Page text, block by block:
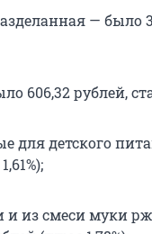
— было
606,32 рублей,
для детского
и из смеси муки